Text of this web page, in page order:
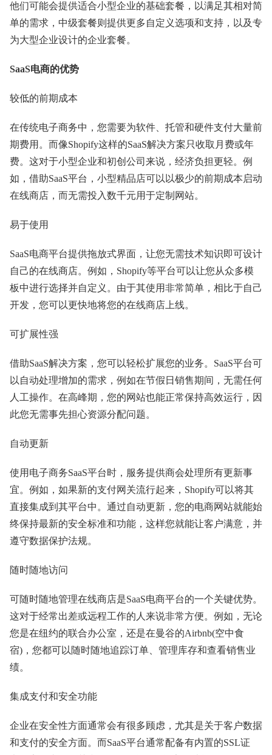
他们可能会提供适合小型企业的基础套餐，以满足其相对简
单的需求，中级套餐则提供更多自定义选项和支持，以及专
为大型企业设计的企业套餐。
SaaS电商的优势
较低的前期成本
在传统电子商务中，您需要为软件、托管和硬件支付大量前
期费用。而像Shopify这样的SaaS解决方案只收取月费或年
费。这对于小型企业和初创公司来说，经济负担更轻。例
如，借助SaaS平台，小型精品店可以以极少的前期成本启动
在线商店，而无需投入数千元用于定制网站。
易于使用
SaaS电商平台提供拖放式界面，让您无需技术知识即可设计
自己的在线商店。例如，Shopify等平台可以让您从众多模
板中进行选择并自定义。由于其使用非常简单，相比于自己
开发，您可以更快地将您的在线商店上线。
可扩展性强
借助SaaS解决方案，您可以轻松扩展您的业务。SaaS平台可
以自动处理增加的需求，例如在节假日销售期间，无需任何
人工操作。在高峰期，您的网站也能正常保持高效运行，因
此您无需事先担心资源分配问题。
自动更新
使用电子商务SaaS平台时，服务提供商会处理所有更新事
宜。例如，如果新的支付网关流行起来，Shopify可以将其
直接集成到其平台中。通过自动更新，您的电商网站就能始
终保持最新的安全标准和功能，这样您就能让客户满意，并
遵守数据保护法规。
随时随地访问
可随时随地管理在线商店是SaaS电商平台的一个关键优势。
这对于经常出差或远程工作的人来说非常方便。例如，无论
您是在纽约的联合办公室，还是在曼谷的Airbnb(空中食
宿)，您都可以随时随地追踪订单、管理库存和查看销售业
绩。
集成支付和安全功能
企业在安全性方面通常会有很多顾虑，尤其是关于客户数据
和支付的安全方面。而SaaS平台通常配备有内置的SSL证